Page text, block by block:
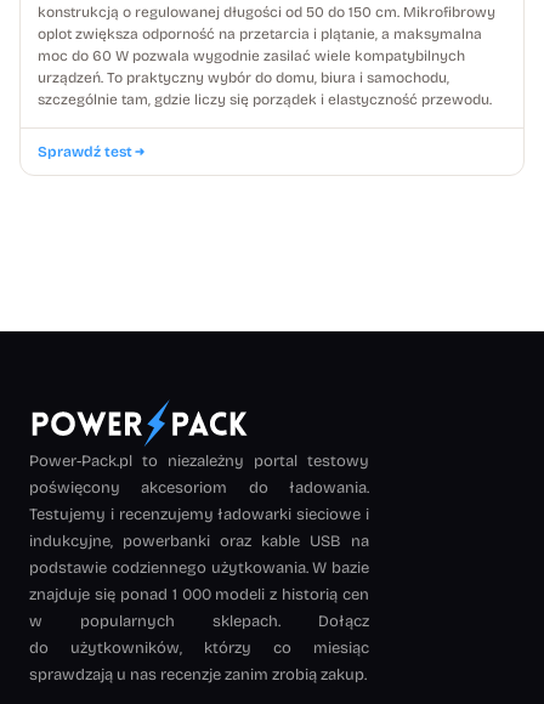
konstrukcją o regulowanej długości od 50 do 150 cm. Mikrofibrowy
oplot zwiększa odporność na przetarcia i plątanie, a maksymalna
moc do 60 W pozwala wygodnie zasilać wiele kompatybilnych
urządzeń. To praktyczny wybór do domu, biura i samochodu,
szczególnie tam, gdzie liczy się porządek i elastyczność przewodu.
Sprawdź test
Power-Pack.pl to niezależny portal testowy
poświęcony akcesoriom do ładowania.
Testujemy i recenzujemy ładowarki sieciowe i
indukcyjne, powerbanki oraz kable USB na
podstawie codziennego użytkowania. W bazie
znajduje się ponad 1 000 modeli z historią cen
w popularnych sklepach. Dołącz
do użytkowników, którzy co miesiąc
sprawdzają u nas recenzje zanim zrobią zakup.